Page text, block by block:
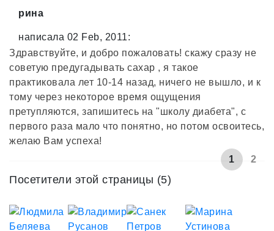
рина
написала 02 Feb, 2011:
Здравствуйте, и добро пожаловать! скажу сразу не
советую предугадывать сахар , я такое
практиковала лет 10-14 назад, ничего не вышло, и к
тому через некоторое время ощущения
претупляются, запишитесь на "школу диабета", с
первого раза мало что понятно, но потом освоитесь,
желаю Вам успеха!
1
2
Посетители этой страницы (5)